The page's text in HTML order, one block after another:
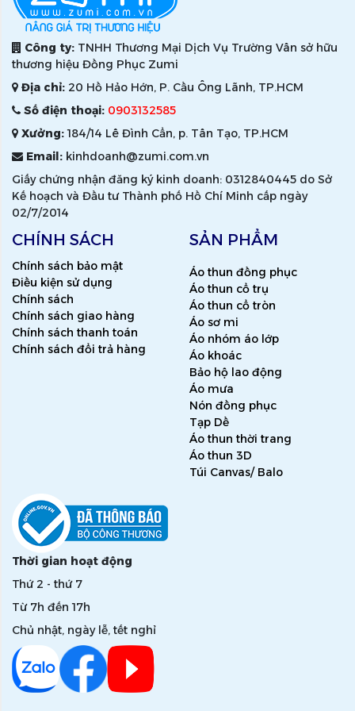
Công ty: TNHH Thương Mại Dịch Vụ Trường Vân sở hữu
thương hiệu Đồng Phục Zumi
Địa chỉ: 20 Hồ Hảo Hớn, P. Cầu Ông Lãnh, TP.HCM
Số điện thoại: 0903132585
Xưởng:184/14 Lê Đình Cẩn, p. Tân Tạo, TP.HCM
Email: kinhdoanh@zumi.com.vn
Giấy chứng nhận đăng ký kinh doanh: 0312840445 do Sở
Kế hoạch và Đầu tư Thành phố Hồ Chí Minh cấp ngày
02/7/2014
CHÍNH SÁCH
Chính sách bảo mật
Điều kiện sử dụng
Chính sách
Chính sách giao hàng
Chính sách thanh toán
Chính sách đổi trả hàng
SẢN PHẨM
Áo thun đồng phục
Áo thun cổ trụ
Áo thun cổ tròn
Áo sơ mi
Áo nhóm áo lớp
Áo khoác
Bảo hộ lao động
Áo mưa
Nón đồng phục
Tạp Dề
Áo thun thời trang
Áo thun 3D
Túi Canvas/ Balo
Thời gian hoạt động
Thứ 2 - thứ 7
Từ 7h đến 17h
Chủ nhật, ngày lễ, tết nghỉ